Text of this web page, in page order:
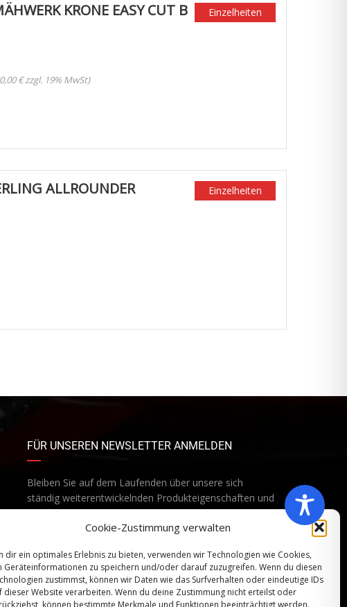
Cookie-Zustimmung verwalten
dir ein optimales Erlebnis zu bieten, verwenden wir Technologien wie Cookies,
Geräteinformationen zu speichern und/oder darauf zuzugreifen. Wenn du diesen
zustimmst, können wir Daten wie das Surfverhalten oder eindeutige IDs
dieser Website verarbeiten. Wenn du deine Zustimmung nicht erteilst oder
können bestimmte Merkmale und Funktionen beeinträchtigt werden.
KRONE EASY CUT B
€ zzgl. 19% MwSt)
Einzelheiten
ALLROUNDER Einzelheiten
FÜR UNSEREN NEWSLETTER ANMELDEN
Bleiben Sie auf dem Laufenden über unsere sich
ständig weiterentwickelnden Produkteigenschaften und
Technologien. Geben Sie Ihre E-Mail-Adresse ein und
abonnieren Sie unseren Newsletter.
Abonnieren